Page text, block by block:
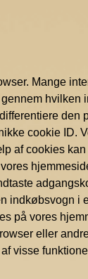
Mange
hvilken
cookie ID.
af cookies
indkøbsvogn
på vores
eller
visse